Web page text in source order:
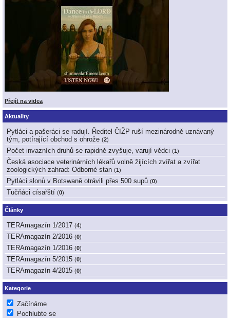
Přejít na videa
Aktuality
Pytláci a pašeráci se radují. Ředitel ČIŽP ruší mezinárodně uznávaný
tým, potírající obchod s ohrože (2)
Počet invazních druhů se rapidně zvyšuje, varují vědci (1)
Česká asociace veterinárních lékařů volně žijících zvířat a zvířat
zoologických zahrad: Odborné stan (1)
Pytláci slonů v Botswaně otrávili přes 500 supů (0)
Tučňáci císařští (0)
Články
TERAmagazín 1/2017 (4)
TERAmagazín 2/2016 (0)
TERAmagazín 1/2016 (0)
TERAmagazín 5/2015 (0)
TERAmagazín 4/2015 (0)
Kategorie
Začínáme
Pochlubte se